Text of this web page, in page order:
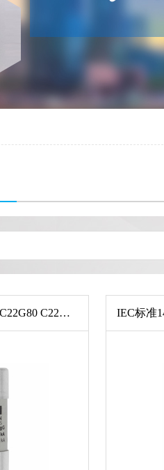
IEC标准 22*58mm C22G80 C22G63 C22G8 C22G50 C22G6 C22G4 C22G40 C22G10 C22G125 C22G16 C22G2 C22G20 C22G25 C22G32 C22G12 C22G100